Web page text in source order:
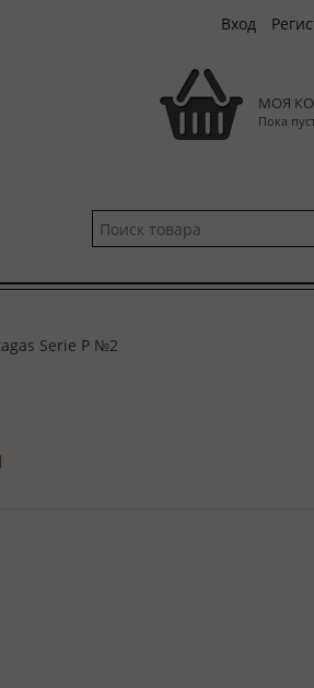
Вход
МОЯ
Пока
Serie P №2